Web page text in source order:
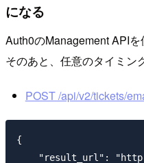
になる
Auth0のManagement APIを
そのあと、任意のタイミン
POST /api/v2/tickets/
{
"result_url":